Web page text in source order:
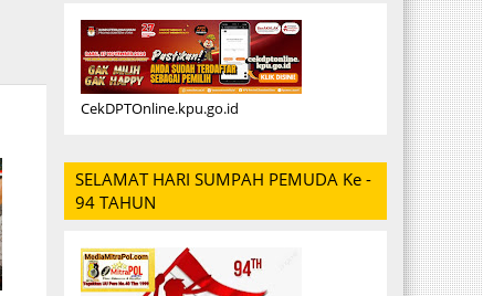
CekDPTOnline.kpu.go.id
SELAMAT HARI SUMPAH PEMUDA Ke -
94 TAHUN